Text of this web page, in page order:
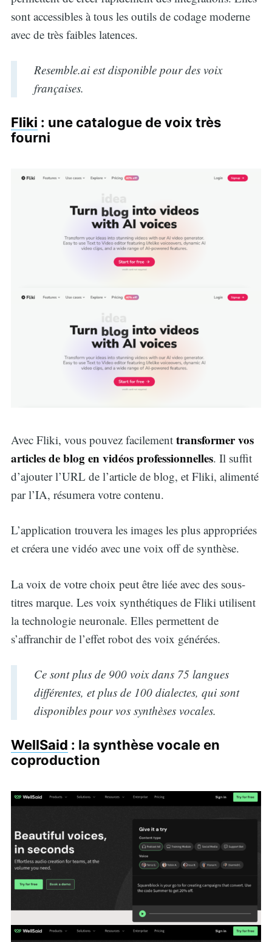
sont accessibles à tous les outils de codage moderne
avec de très faibles latences.
Resemble.ai est disponible pour des voix
françaises.
Fliki : une catalogue de voix très
fourni
Avec Fliki, vous pouvez facilement transformer vos
articles de blog en vidéos professionnelles. Il suffit
d’ajouter l’URL de l’article de blog, et Fliki, alimenté
par l’IA, résumera votre contenu.
L’application trouvera les images les plus appropriées
et créera une vidéo avec une voix off de synthèse.
La voix de votre choix peut être liée avec des sous-
titres marque. Les voix synthétiques de Fliki utilisent
la technologie neuronale. Elles permettent de
s’affranchir de l’effet robot des voix générées.
Ce sont plus de 900 voix dans 75 langues
différentes, et plus de 100 dialectes, qui sont
disponibles pour vos synthèses vocales.
WellSaid : la synthèse vocale en
coproduction
for: